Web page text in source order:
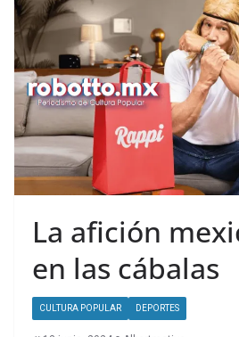
La afición
en las cábalas
CULTURA POPULAR DEPORTES